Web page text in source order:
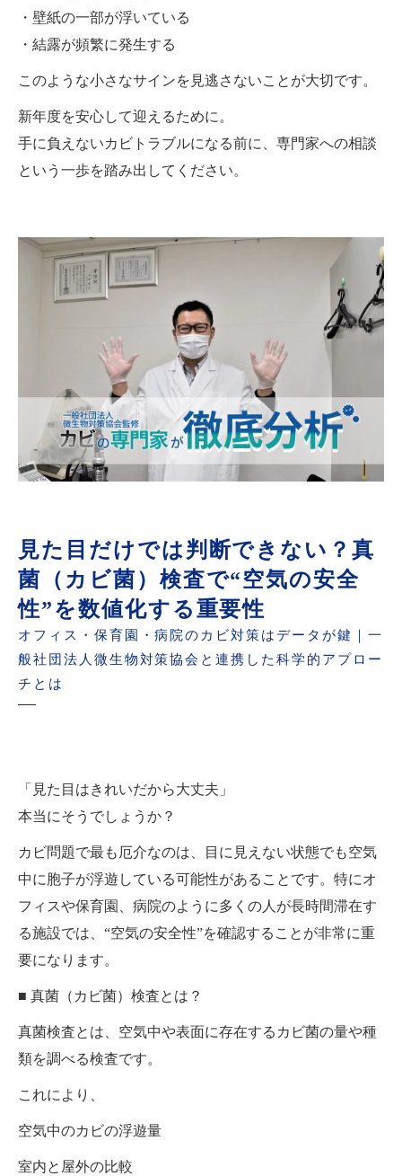
・壁紙の一部が浮いている
・結露が頻繁に発生する
このような小さなサインを見逃さないことが大切です。
新年度を安心して迎えるために。
手に負えないカビトラブルになる前に、専門家への相談
という一歩を踏み出してください。
見た目だけでは判断できない？真
菌（カビ菌）検査で“空気の安全
性”を数値化する重要性
オフィス・保育園・病院のカビ対策はデータが鍵｜一
般社団法人微生物対策協会と連携した科学的アプロー
チとは
「見た目はきれいだから大丈夫」
本当にそうでしょうか？
カビ問題で最も厄介なのは、目に見えない状態でも空気
中に胞子が浮遊している可能性があることです。特にオ
フィスや保育園、病院のように多くの人が長時間滞在す
る施設では、“空気の安全性”を確認することが非常に重
要になります。
■ 真菌（カビ菌）検査とは？
真菌検査とは、空気中や表面に存在するカビ菌の量や種
類を調べる検査です。
これにより、
空気中のカビの浮遊量
室内と屋外の比較